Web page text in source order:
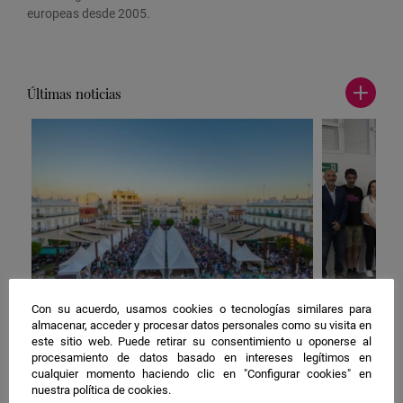
europeas desde 2005.
Últimas noticias
Ver
más
26 Sep 2025|Andalucía
Más de 3.400 investigadores
acercan hoy la ciencia a los
25 Sep 2025
La UHU
Europea
Con su acuerdo, usamos cookies o tecnologías similares para
almacenar, acceder y procesar datos personales como su visita en
este sitio web. Puede retirar su consentimiento u oponerse al
procesamiento de datos basado en intereses legítimos en
cualquier momento haciendo clic en "Configurar cookies" en
nuestra política de cookies.